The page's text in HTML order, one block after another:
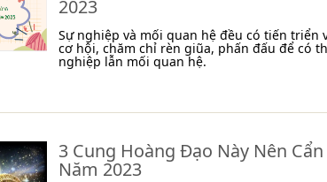
2023
Sự nghiệp và mối quan hệ đều có tiến triển
cơ hội, chăm chỉ rèn giũa, phấn đấu để có
nghiệp lẫn mối quan hệ.
3 Cung Hoàng Đạo Này Nên
Năm 2023